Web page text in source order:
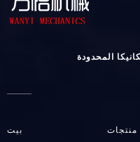
المحدودة
بيت منتجات